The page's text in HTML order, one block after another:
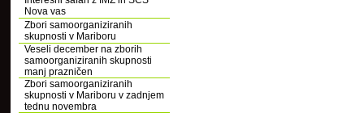
Nova vas
Zbori samoorganiziranih
skupnosti v Mariboru
Veseli december na zborih
samoorganiziranih skupnosti
manj prazničen
Zbori samoorganiziranih
skupnosti v Mariboru v zadnjem
tednu novembra